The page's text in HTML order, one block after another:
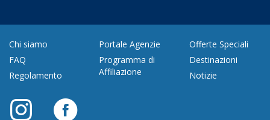
Chi siamo
FAQ
Regolamento
Portale Agenzie
Programma di
Affiliazione
Offerte Speciali
Destinazioni
Notizie